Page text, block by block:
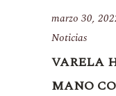
marzo 30,
Noticias
VARELA
MANO